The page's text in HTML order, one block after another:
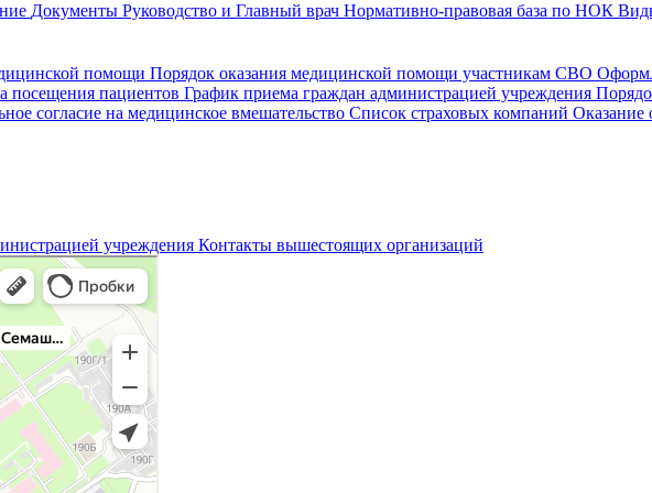
Документы Руководство и Главный врач Нормативно-правовая база по НОК
помощи Порядок оказания медицинской помощи участникам СВО
посещения пациентов График приема граждан администрацией учреждения
согласие на медицинское вмешательство Список страховых компаний Оказание
учреждения Контакты вышестоящих организаций